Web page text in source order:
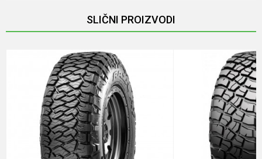
SLIČNI PROIZVODI